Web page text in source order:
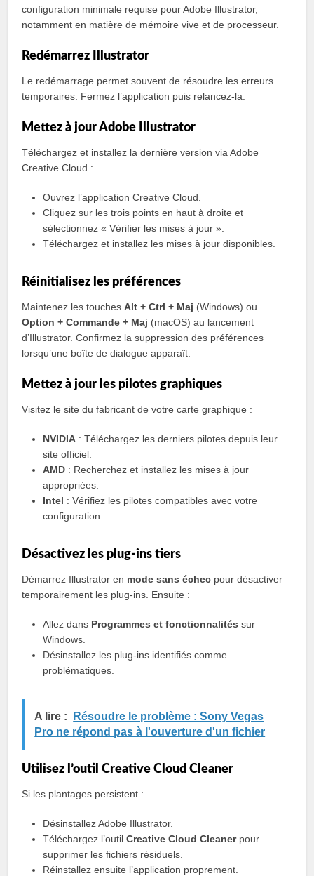
configuration minimale requise pour Adobe Illustrator,
notamment en matière de mémoire vive et de processeur.
Redémarrez Illustrator
Le redémarrage permet souvent de résoudre les erreurs
temporaires. Fermez l’application puis relancez-la.
Mettez à jour Adobe Illustrator
Téléchargez et installez la dernière version via Adobe
Creative Cloud :
Ouvrez l’application Creative Cloud.
Cliquez sur les trois points en haut à droite et
sélectionnez « Vérifier les mises à jour ».
Téléchargez et installez les mises à jour disponibles.
Réinitialisez les préférences
Maintenez les touchesAlt + Ctrl + Maj (Windows) ou
Option + Commande + Maj (macOS) au lancement
d’Illustrator. Confirmez la suppression des préférences
lorsqu’une boîte de dialogue apparaît.
Mettez à jour les pilotes graphiques
Visitez le site du fabricant de votre carte graphique :
NVIDIA : Téléchargez les derniers pilotes depuis leur
site officiel.
AMD : Recherchez et installez les mises à jour
appropriées.
Intel : Vérifiez les pilotes compatibles avec votre
configuration.
Désactivez les plug-ins tiers
Démarrez Illustrator en mode sans échec pour désactiver
temporairement les plug-ins. Ensuite :
Allez dans Programmes et fonctionnalités sur
Windows.
Désinstallez les plug-ins identifiés comme
problématiques.
A lire :
Résoudre le problème : Sony Vegas
Pro ne répond pas à l'ouverture d'un fichier
Utilisez l’outil Creative Cloud Cleaner
Si les plantages persistent :
Désinstallez Adobe Illustrator.
Téléchargez l’outilCreative Cloud Cleanerpour
supprimer les fichiers résiduels.
Réinstallez ensuite l’application proprement.